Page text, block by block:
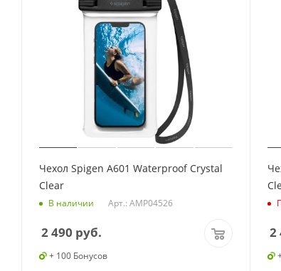
Чехол Spigen A601 Waterproof Crystal
Clear
В наличии Арт.: AMP04526
2 490 руб.
+ 100 Бонусов
2